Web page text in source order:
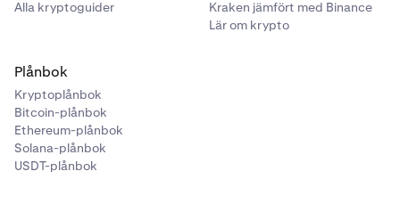
Alla kryptoguider
Kraken jämfört med Binance
Lär om krypto
Plånbok
Kryptoplånbok
Bitcoin-plånbok
Ethereum-plånbok
Solana-plånbok
USDT-plånbok